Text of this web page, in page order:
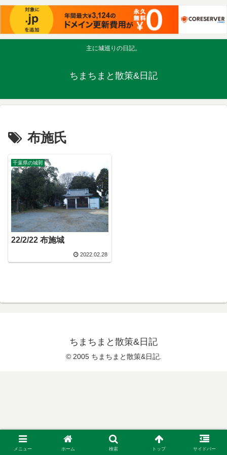
主に城巡りの日記。
ちまちまと散策&日記
布施氏
千葉県の城郭
22/2/22 布施城
2022.02.28
ちまちまと散策&日記
© 2005 ちまちまと散策&日記.
メニュー ホーム 検索 トップ サイドバー